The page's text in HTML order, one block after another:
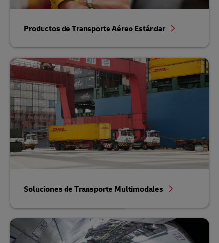
Productos de Transporte Aéreo Estándar
Soluciones de Transporte Multimodales